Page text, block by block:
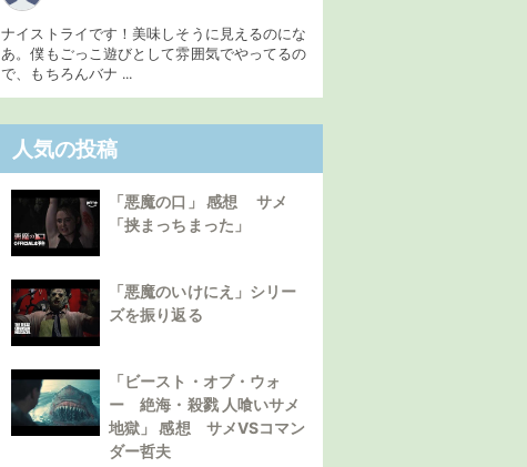
ナイストライです！美味しそうに見えるのにな
あ。僕もごっこ遊びとして雰囲気でやってるの
で、もちろんバナ ...
人気の投稿
「悪魔の口」 感想 サメ
「挟まっちまった」
「悪魔のいけにえ」シリー
ズを振り返る
「ビースト・オブ・ウォ
ー 絶海・殺戮 人喰いサメ
地獄」 感想 サメVSコマン
ダー哲夫